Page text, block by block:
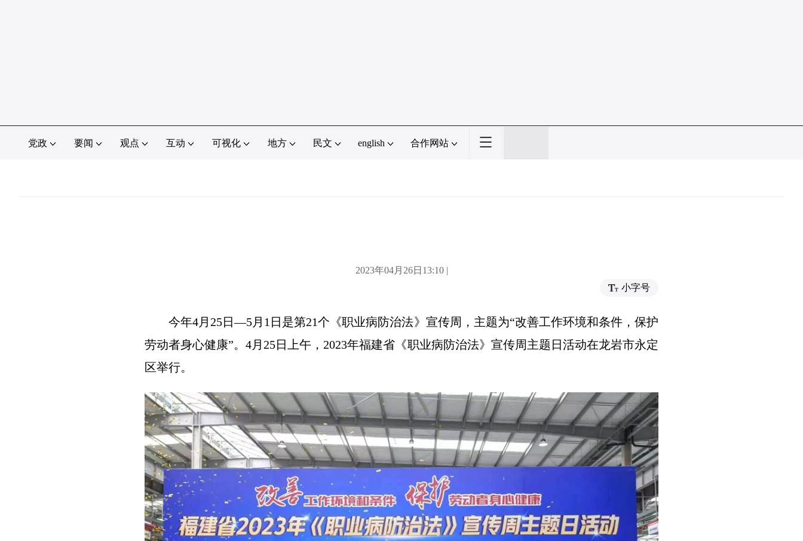
党政 要闻 观点 互动 可视化 地方 民文 english 合作网站
2023年04月26日13:10 |
小字号
今年4月25日—5月1日是第21个《职业病防治法》宣传周，主题为“改善工作环境和条件，保护
劳动者身心健康”。4月25日上午，2023年福建省《职业病防治法》宣传周主题日活动在龙岩市永定
区举行。